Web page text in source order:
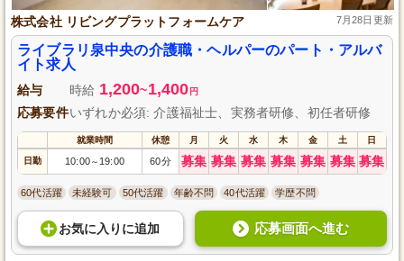
株式会社 リビングプラットフォームケア 7月28日更新
ライブラリ泉中央の介護職・ヘルパーのパート・アルバ
イト求人
給与 時給 1,200~1,400 円
応募要件いずれか必須: 介護福祉士、実務者研修、初任者研修
就業時間 休憩 月 火 水 木 金 土 日
日勤 10:00～ 19:00 60分 募集 募集 募集 募集 募集 募集 募集
60代活躍 未経験可 50代活躍 年齢不問 40代活躍 学歴不問
お気に入り に追加 応募画面へ進む